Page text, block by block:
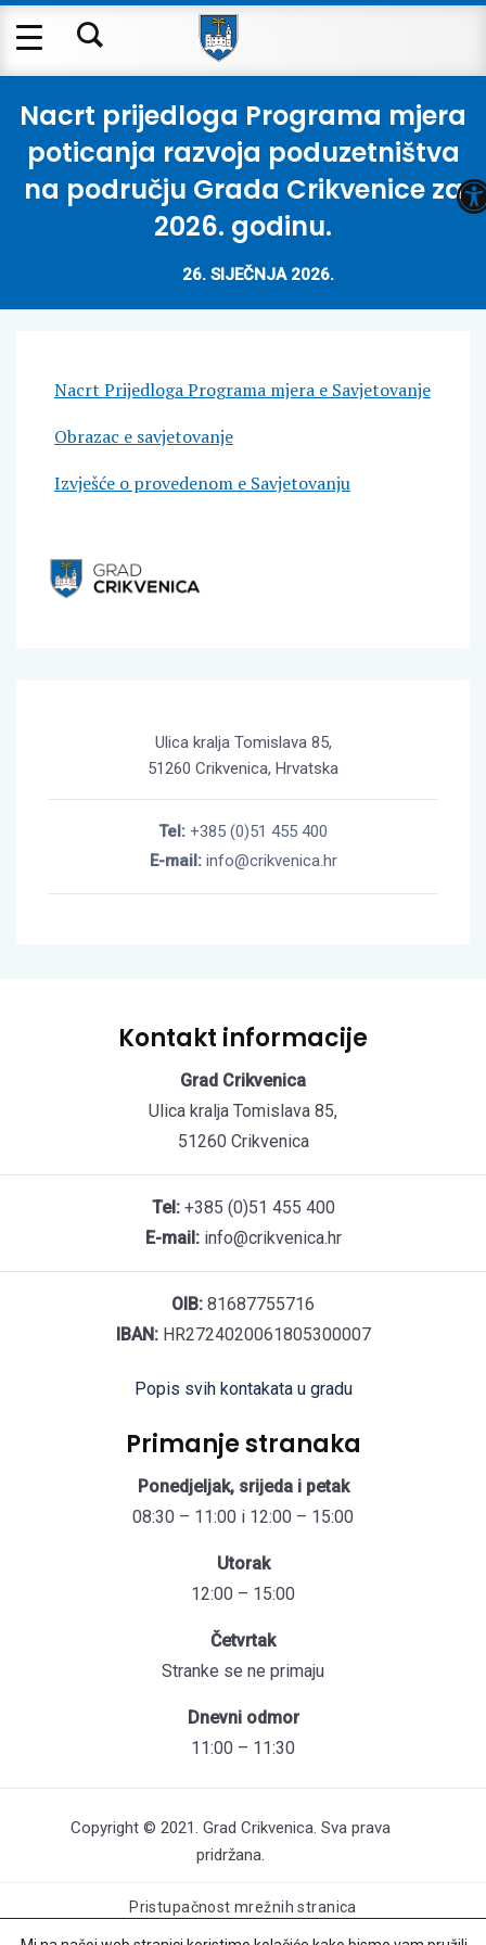
Nacrt prijedloga Programa mjera
poticanja razvoja poduzetništva
na području Grada Crikvenice za
2026. godinu.
26. SIJEČNJA 2026.
Nacrt Prijedloga Programa mjera e Savjetovanje
Obrazac e savjetovanje
Izvješće o provedenom e Savjetovanju
Ulica kralja Tomislava 85,
51260 Crikvenica, Hrvatska
Tel: +385 (0)51 455 400
E-mail:info@crikvenica.hr
Kontakt informacije
Grad Crikvenica
Ulica kralja Tomislava 85,
51260 Crikvenica
Tel:+385 (0)51 455 400
E-mail:info@crikvenica.hr
OIB: 81687755716
IBAN:HR2724020061805300007
Popis svih kontakata u gradu
Primanje stranaka
Ponedjeljak, srijeda i petak
08:30 – 11:00 i 12:00 – 15:00
Utorak
12:00 – 15:00
Četvrtak
Stranke se ne primaju
Dnevni odmor
11:00 – 11:30
Copyright © 2021. Grad Crikvenica. Sva prava
pridržana.
Pristupačnost mrežnih stranica
Održavanje web stranica: UNICITAS / Izrada: Creative Media™